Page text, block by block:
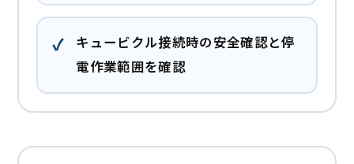
キュービクル接続時の安全確認と停
電作業範囲を確認